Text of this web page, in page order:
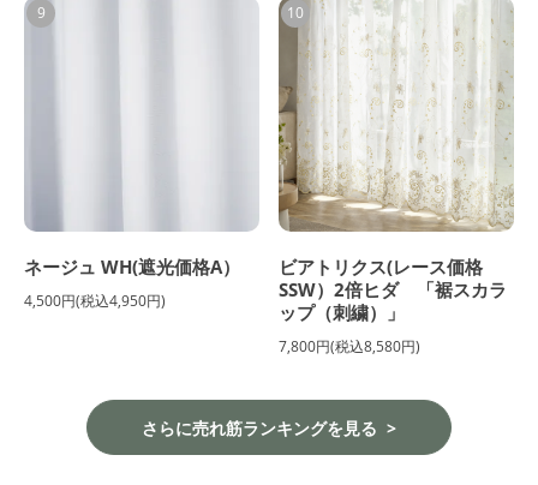
9
ネージュ WH(遮光価格A）
4,500円(税込4,950円)
10
ビアトリクス(レース価格
SSW）2倍ヒダ 「裾スカラ
ップ（刺繍）」
7,800円(税込8,580円)
さらに売れ筋ランキングを見る